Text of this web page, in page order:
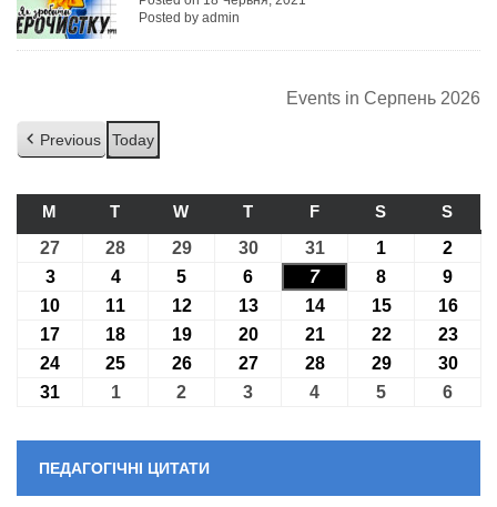
Posted by admin
Events in Серпень 2026
Previous Today
M ПОНЕДІЛОК
T ВІВТОРОК
W СЕРЕДА
TЧЕТВЕР
FП’ЯТНИЦЯ
S СУБОТА
S
27 27.07.2026
28 28.07.2026
2929.07.2026
3030.07.2026
3131.07.2026
1 01.08.2026
2
303.08.2026
404.08.2026
5 05.08.2026
6 06.08.2026
707.08.2026
8 08.08.2026
9
10 10.08.2026
11 11.08.2026
1212.08.2026
1313.08.2026
1414.08.2026
1515.08.2026
16
17 17.08.2026
18 18.08.2026
1919.08.2026
2020.08.2026
2121.08.2026
2222.08.2026
23
24 24.08.2026
25 25.08.2026
2626.08.2026
2727.08.2026
2828.08.2026
2929.08.2026
30
31 31.08.2026
101.09.2026
2 02.09.2026
3 03.09.2026
4 04.09.2026
5 05.09.2026
6
ПЕДАГОГІЧНІ ЦИТАТИ